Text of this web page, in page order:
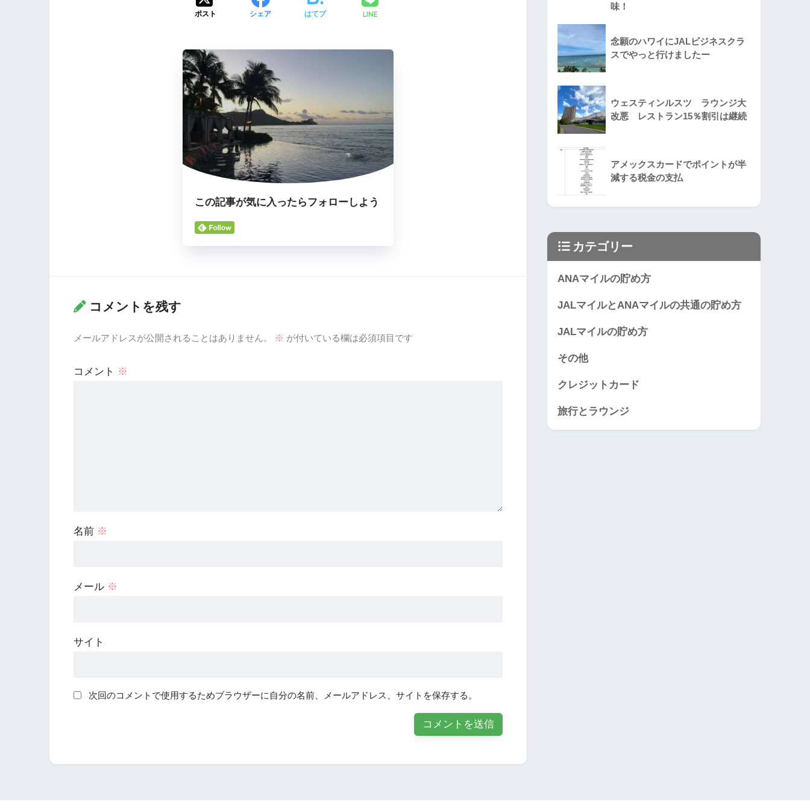
ポスト シェア はてブ LINE
この記事が気に入ったらフォローしよう
コメントを残す
メールアドレスが公開されることはありません。 ※ が付いている欄は必須項目です
コメント ※
名前 ※
メール ※
サイト
次回のコメントで使用するためブラウザーに自分の名前、メールアドレス、サイトを保存する。
味！
念願のハワイにJALビジネスクラ
スでやっと行けましたー
ウェスティンルスツ ラウンジ大
改悪 レストラン15％割引は継続
アメックスカードでポイントが半
減する税金の支払
カテゴリー
ANAマイルの貯め方
JALマイルとANAマイルの共通の貯め方
JALマイルの貯め方
その他
クレジットカード
旅行とラウンジ